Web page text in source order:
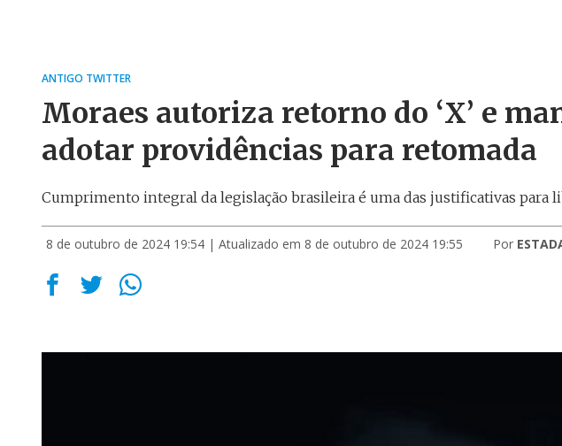
ANTIGO TWITTER
Moraes autoriza retorno do ‘X’ e
adotar providências para retomada
Cumprimento integral da legislação brasileira é uma das justificativas para
8 de outubro de 2024 19:54 | Atualizado em 8 de outubro de 2024 19:55 Por